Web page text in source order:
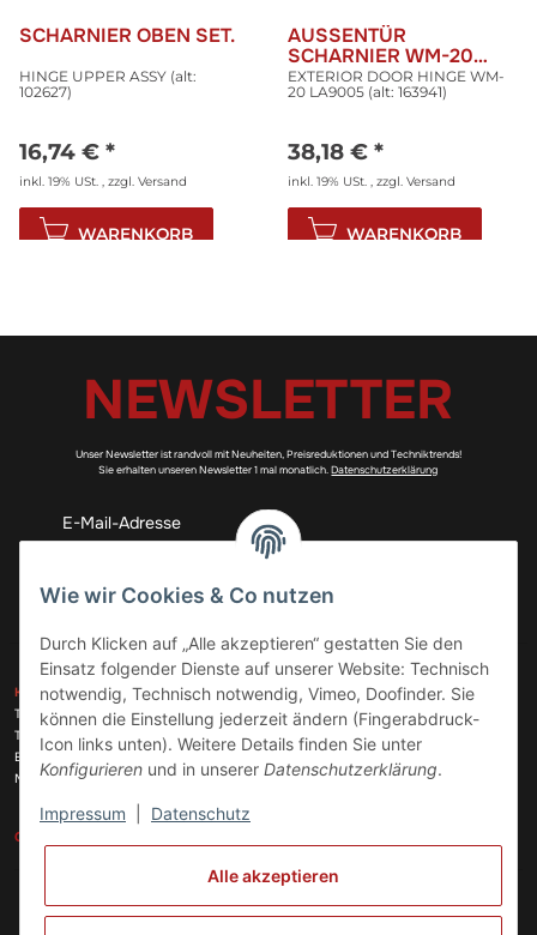
SCHARNIER OBEN SET.
HINGE UPPER ASSY (alt:
102627)
16,74 € *
inkl. 19% USt. , zzgl. Versand
WARENKORB
AUSSENTÜR
SCHARNIER WM-20
LA9005
EXTERIOR DOOR HINGE WM-
20 LA9005 (alt: 163941)
38,18 € *
inkl. 19% USt. , zzgl. Versand
WARENKORB
NEWSLETTER
Unser Newsletter ist randvoll mit Neuheiten, Preisreduktionen und Techniktrends!
Sie erhalten unseren Newsletter 1 mal monatlich.Datenschutzerklärung
Abonnieren
KONTAKT
Telefon:+49 (0)6074 816 08 0
Telefax:
+49 (0)6074 215 08 60
E-Mail:
info@meinhausgeraetedoc.de
Max Planck Str. 6 c, 63322 Rödermark
GESETZLICHE INFORMATIONEN
ZAHLUNGSARTEN
VERSANDARTEN
Vertrag widerrufen
Wie wir Cookies & Co nutzen
Durch Klicken auf „Alle akzeptieren“ gestatten Sie den
Einsatz folgender Dienste auf unserer Website: Technisch
notwendig, Technisch notwendig, Vimeo, Doofinder. Sie
können die Einstellung jederzeit ändern (Fingerabdruck-
Icon links unten). Weitere Details finden Sie unter
Konfigurieren und in unserer Datenschutzerklärung.
Impressum Datenschutz
Alle akzeptieren